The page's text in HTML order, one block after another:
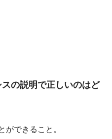
の説明で正しいのはど
ができること。